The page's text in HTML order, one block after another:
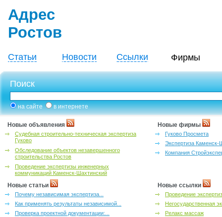
Адрес
Ростов
Статьи Новости Ссылки Фирмы
Поиск
на сайте в интернете
Новые объявления
Судебная строительно-техническая экспертиза
Гуково
Обследование объектов незавершенного
строительства Ростов
Проведение экспертизы инженерных
коммуникаций Каменск-Шахтинский
Новые фирмы
Гуково Просмета
Экспертиза Каменск-
Компания
Новые статьи
Почему независимая экспертиза...
Как применять результаты независимой...
Проверка проектной документации:...
Новые ссылки
Проведение
Негосударственная
Релакс массаж